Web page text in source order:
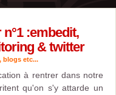
:embedit,
& twitter
blogs etc...
à rentrer dans notre
qu'on s'y attarde un